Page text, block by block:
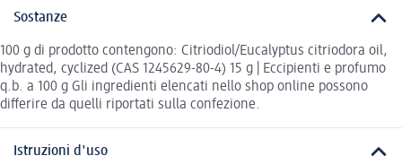
Sostanze
100 g di prodotto contengono: Citriodiol/Eucalyptus citriodora oil,
hydrated, cyclized (CAS 1245629-80-4) 15 g | Eccipienti e profumo
q.b. a 100 g Gli ingredienti elencati nello shop online possono
differire da quelli riportati sulla confezione.
Istruzioni d'uso